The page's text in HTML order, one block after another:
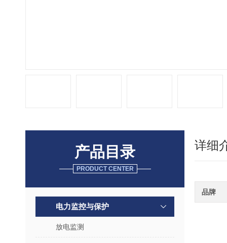
产品目录
PRODUCT CENTER
电力监控与保护
放电监测
详细
品牌